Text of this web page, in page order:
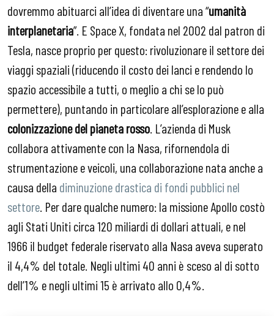
dovremmo abituarci all’idea di diventare una “umanità
interplanetaria”. E Space X, fondata nel 2002 dal patron di
Tesla, nasce proprio per questo: rivoluzionare il settore dei
viaggi spaziali (riducendo il costo dei lanci e rendendo lo
spazio accessibile a tutti, o meglio a chi se lo può
permettere), puntando in particolare all’esplorazione e alla
colonizzazione del pianeta rosso. L’azienda di Musk
collabora attivamente con la Nasa, rifornendola di
strumentazione e veicoli, una collaborazione nata anche a
causa della diminuzione drastica di fondi pubblici nel
settore. Per dare qualche numero: la missione Apollo costò
agli Stati Uniti circa 120 miliardi di dollari attuali, e nel
1966 il budget federale riservato alla Nasa aveva superato
il 4,4% del totale. Negli ultimi 40 anni è sceso al di sotto
dell’1% e negli ultimi 15 è arrivato allo 0,4%.